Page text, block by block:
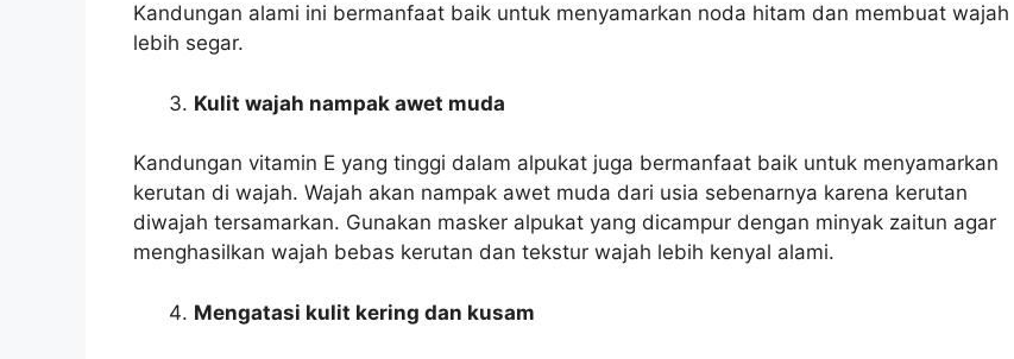
Kandungan alami ini bermanfaat baik untuk menyamarkan noda hitam dan membuat wajah
lebih segar.
Kulit wajah nampak awet muda
Kandungan vitamin E yang tinggi dalam alpukat juga bermanfaat baik untuk menyamarkan
kerutan di wajah. Wajah akan nampak awet muda dari usia sebenarnya karena kerutan
diwajah tersamarkan. Gunakan masker alpukat yang dicampur dengan minyak zaitun agar
menghasilkan wajah bebas kerutan dan tekstur wajah lebih kenyal alami.
Mengatasi kulit kering dan kusam